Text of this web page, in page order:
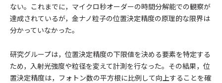
ない。これまでに，マイクロ秒オーダーの時間分解能での観察が
達成されているが，金ナノ粒子の位置決定精度の原理的な限界は
分かっていなかった。
研究グループは，位置決定精度の下限値を決める要素を特定する
ため，入射光強度や粒径を変えて計測を行なった。その結果，位
置決定精度は，フォトン数の平方根に比例して向上することを確